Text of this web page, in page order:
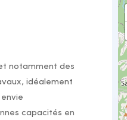
notamment des
idéalement
capacités en